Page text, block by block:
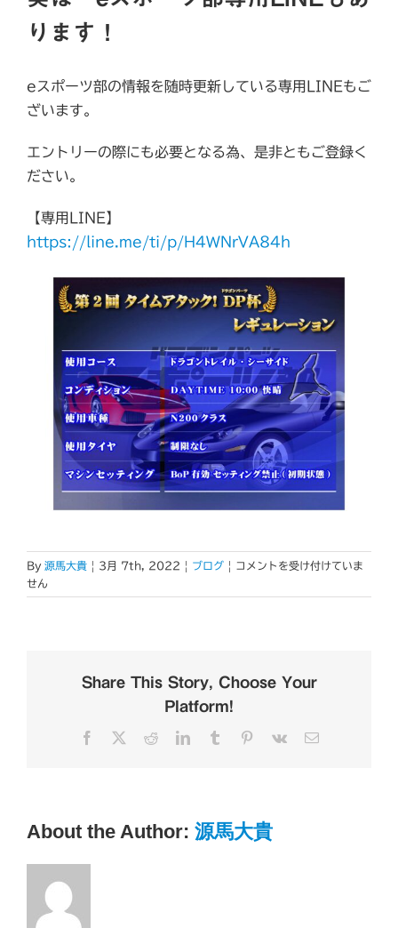
ります！
eスポーツ部の情報を随時更新している専用LINEもご
ざいます。
エントリーの際にも必要となる為、是非ともご登録く
ださい。
【専用LINE】
https://line.me/ti/p/H4WNrVA84h
By 源馬大貴 | 3月 7th, 2022 | ブログ | 第
回
タ
DP
は
コメントを受け付けていま
せん
Share This Story, Choose Your
Platform!
Facebook RedditLinkedInTumblr Pinterest
Vk
電
About the Author: 源馬大貴